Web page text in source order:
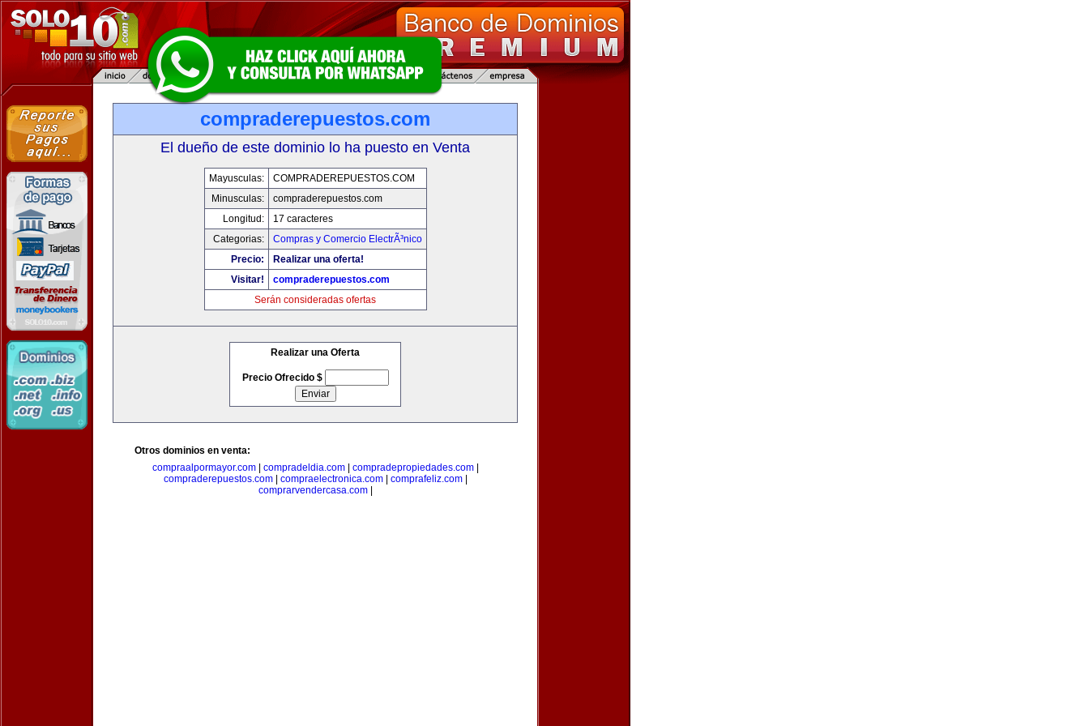
compraderepuestos.com
El dueño de este dominio lo ha puesto en Venta
Mayusculas:
COMPRADEREPUESTOS.COM
Minusculas:
compraderepuestos.com
Longitud:
17 caracteres
Categorias:
Compras y Comercio ElectrÃ³nico
Precio:
Realizar una oferta!
Visitar!
compraderepuestos.com
Serán consideradas ofertas
Realizar una Oferta
Precio Ofrecido $
Otros dominios en venta:
compraalpormayor.com| compradeldia.com| compradepropiedades.com|
compraderepuestos.com| compraelectronica.com| comprafeliz.com|
comprarvendercasa.com|